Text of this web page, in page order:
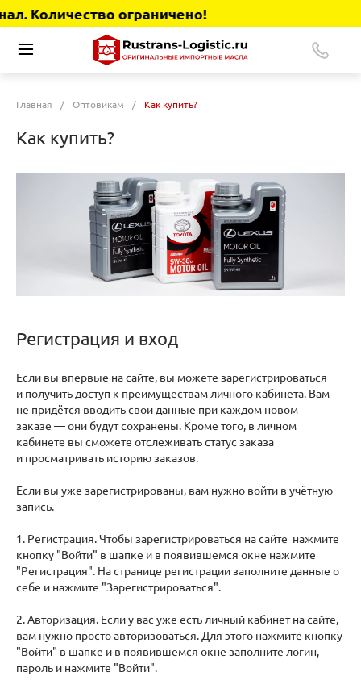
Количество ограничено!
Главная / Оптовикам / Как купить?
Как купить?
Регистрация и вход
Если вы впервые на сайте, вы можете зарегистрироваться
и получить доступ к преимуществам личного кабинета. Вам
не придётся вводить свои данные при каждом новом
заказе — они будут сохранены. Кроме того, в личном
кабинете вы сможете отслеживать статус заказа
и просматривать историю заказов.
Если вы уже зарегистрированы, вам нужно войти в учётную
запись.
1. Регистрация. Чтобы зарегистрироваться на сайте нажмите
кнопку "Войти" в шапке и в появившемся окне нажмите
"Регистрация". На странице регистрации заполните данные о
себе и нажмите "Зарегистрироваться".
2. Авторизация. Если у вас уже есть личный кабинет на сайте,
вам нужно просто авторизоваться. Для этого нажмите кнопку
"Войти" в шапке и в появившемся окне заполните логин,
пароль и нажмите "Войти".